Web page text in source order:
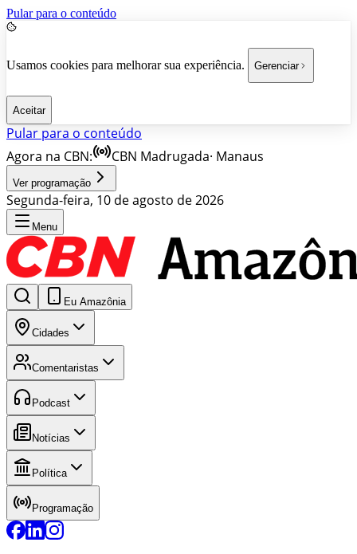
Pular para o conteúdo
Usamos cookies para melhorar sua experiência. Gerenciar
Aceitar
Pular para o conteúdo
Agora na CBN:
CBN Madrugada· Manaus
Ver programação
Segunda-feira, 10 de agosto de 2026
Menu
Eu Amazônia
Cidades
Comentaristas
Podcast
Notícias
Política
Programação